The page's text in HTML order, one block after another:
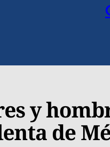
y
de